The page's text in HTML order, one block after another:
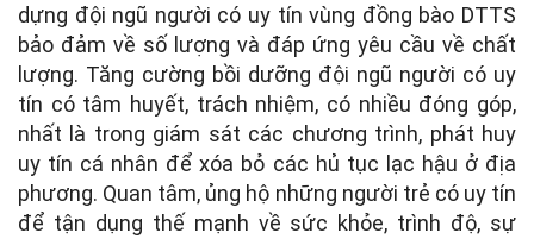
dựng đội ngũ người có uy tín vùng đồng bào DTTS
bảo đảm về số lượng và đáp ứng yêu cầu về chất
lượng. Tăng cường bồi dưỡng đội ngũ người có uy
tín có tâm huyết, trách nhiệm, có nhiều đóng góp,
nhất là trong giám sát các chương trình, phát huy
uy tín cá nhân để xóa bỏ các hủ tục lạc hậu ở địa
phương. Quan tâm, ủng hộ những người trẻ có uy tín
để tận dụng thế mạnh về sức khỏe, trình độ, sự